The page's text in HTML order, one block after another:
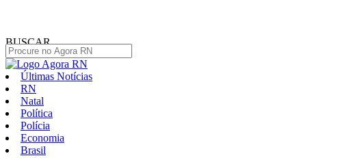
BUSCAR
Últimas Notícias
RN
Natal
Política
Polícia
Economia
Brasil